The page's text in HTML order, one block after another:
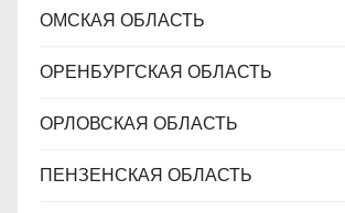
ОМСКАЯ ОБЛАСТЬ
ОРЕНБУРГСКАЯ ОБЛАСТЬ
ОРЛОВСКАЯ ОБЛАСТЬ
ПЕНЗЕНСКАЯ ОБЛАСТЬ